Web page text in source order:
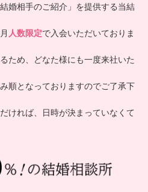
婚相手のご紹介」を提供する当結
人数限定で入会いただいておりま
ため、どなた様にも一度来社いた
順となっておりますのでご了承下
ければ、日時が決まっていなくて